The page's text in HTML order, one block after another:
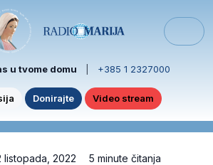
u tvome domu +385 1 2327000
Donirajte Video stream
listopada, 2022 5 minute čitanja